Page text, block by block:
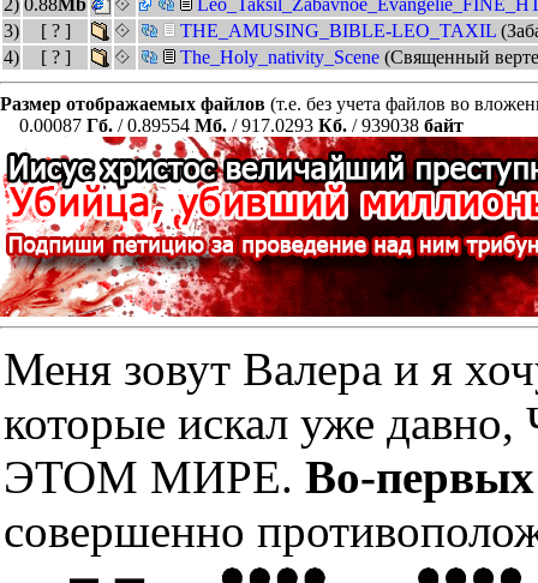
2) 0.88Mb
3)
[ ? ] THE_AMUSING_BIBLE-LEO_TAXIL
4)
[ ? ] The_Holy_nativity_Scene (Священный
Размер отображаемых файлов (т.е. без учета файлов во
0.00087 Гб. / 0.89554 Мб. / 917.0293 Кб. / 939038 байт
Меня зовут Валера и я
которые искал уже
ЭТОМ МИРЕ. Во-первых
совершенно